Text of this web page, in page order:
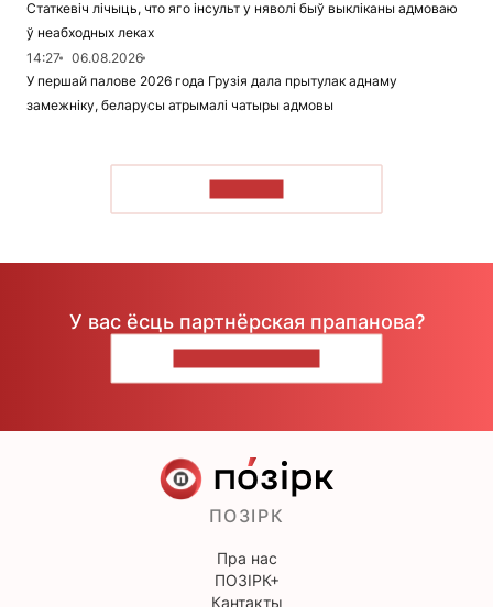
Статкевіч лічыць, что яго інсульт у няволі быў выкліканы адмоваю
ў неабходных леках
14:27
06.08.2026
У першай палове 2026 года Грузія дала прытулак аднаму
замежніку, беларусы атрымалі чатыры адмовы
У вас ёсць партнёрская прапанова?
ПОЗІРК
Пра нас
ПОЗІРК+
Кантакты